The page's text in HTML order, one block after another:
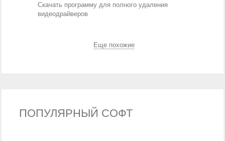
Скачать программу для полного удаления
видеодрайверов
Еще похожие
ПОПУЛЯРНЫЙ СОФТ